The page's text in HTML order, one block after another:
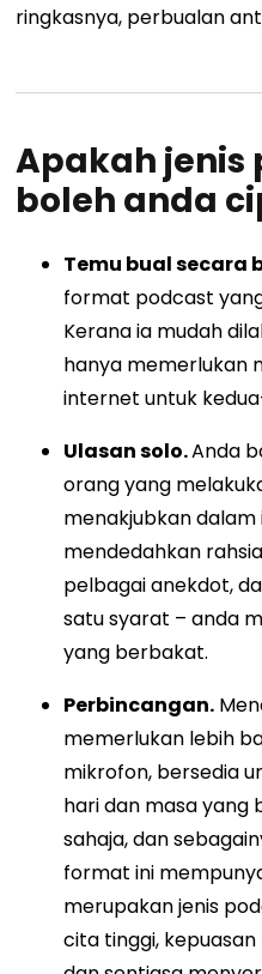
ringkasnya, perbualan
Apakah jenis
boleh anda
Temu bual secara
format podcast
Kerana ia mudah
hanya memerlukan
internet untuk
Ulasan solo.Anda
orang yang
menakjubkan dalam
mendedahkan
pelbagai anekdot,
satu syarat – anda
yang berbakat.
Perbincangan.
memerlukan lebih
mikrofon, bersedia
hari dan masa yang
sahaja, dan
format ini
merupakan jenis
cita tinggi,